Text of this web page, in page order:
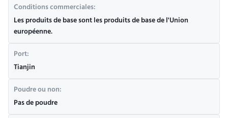
Conditions commerciales:
Les produits de base sont les produits de base de l'Union
européenne.
Port:
Tianjin
Poudre ou non:
Pas de poudre